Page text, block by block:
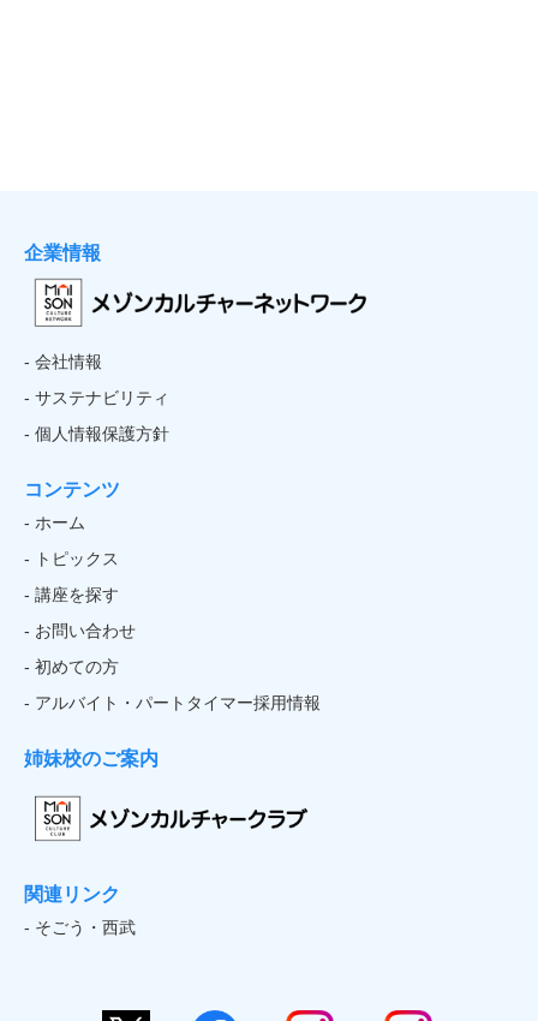
企業情報
- 会社情報
- サステナビリティ
- 個人情報保護方針
コンテンツ
- ホーム
- トピックス
- 講座を探す
- お問い合わせ
- 初めての方
- アルバイト・パートタイマー採用情報
姉妹校のご案内
関連リンク
- そごう・西武